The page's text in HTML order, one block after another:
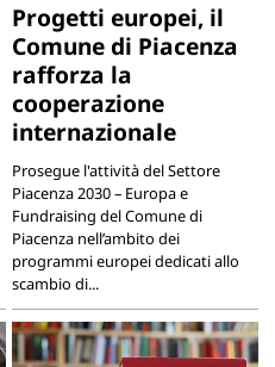
Progetti europei, il
Comune di Piacenza
rafforza la
cooperazione
internazionale
Prosegue l'attività del Settore
Piacenza 2030 – Europa e
Fundraising del Comune di
Piacenza nell’ambito dei
programmi europei dedicati allo
scambio di...